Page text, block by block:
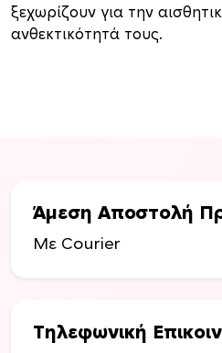
ξεχωρίζουν για την
ανθεκτικότητά τους.
Άμεση Αποστολή
Με Courier
Τηλεφωνική